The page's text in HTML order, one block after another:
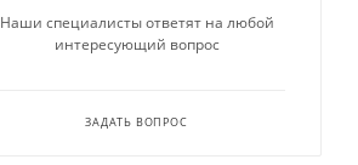
Наши специалисты ответят на любой
интересующий вопрос
ЗАДАТЬ ВОПРОС